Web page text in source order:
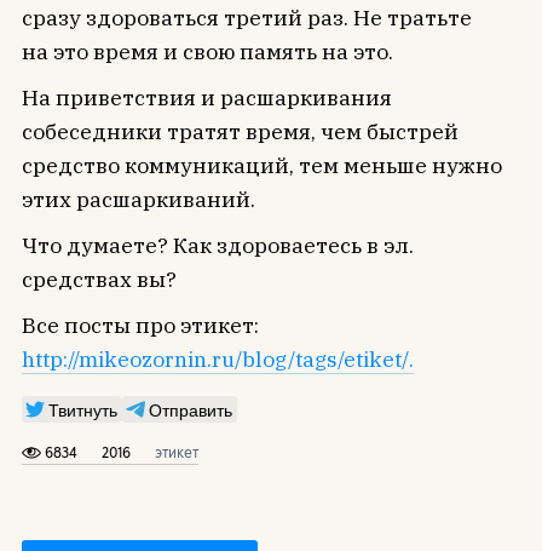
сразу здороваться третий раз. Не тратьте
на это время и свою память на это.
На приветствия и расшаркивания
собеседники тратят время, чем быстрей
средство коммуникаций, тем меньше нужно
этих расшаркиваний.
Что думаете? Как здороваетесь в эл.
средствах вы?
Все посты про этикет:
http://mikeozornin.ru/blog/tags/etiket/.
Твитнуть Отправить
6834 2016 этикет